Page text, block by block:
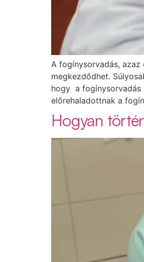
A fogínysorvadás,
megkezdődhet.
hogy a fogínysorvadás
előrehaladottnak a
Hogyan